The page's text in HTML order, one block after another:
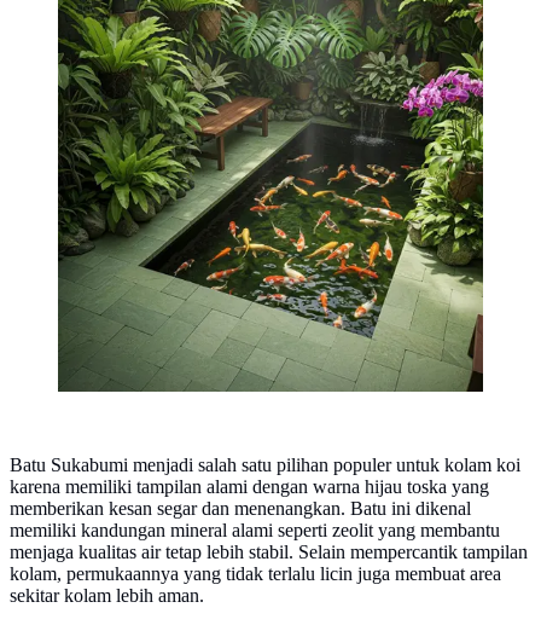
Generated)
Batu Sukabumi menjadi salah satu pilihan populer untuk kolam koi
karena memiliki tampilan alami dengan warna hijau toska yang
memberikan kesan segar dan menenangkan. Batu ini dikenal
memiliki kandungan mineral alami seperti zeolit yang membantu
menjaga kualitas air tetap lebih stabil. Selain mempercantik tampilan
kolam, permukaannya yang tidak terlalu licin juga membuat area
sekitar kolam lebih aman.